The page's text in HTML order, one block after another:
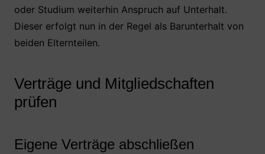
oder Studium weiterhin Anspruch auf Unterhalt.
Dieser erfolgt nun in der Regel als Barunterhalt von
beiden Elternteilen.
Verträge und Mitgliedschaften
prüfen
Eigene Verträge abschließen